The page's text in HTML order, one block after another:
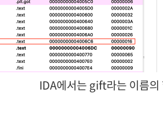
IDA에서는 gift라는 이름의